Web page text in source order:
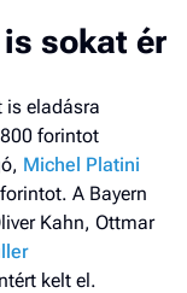
sokat ér
is eladásra
forintot
Michel Platini
A Bayern
Kahn, Ottmar
kelt el.